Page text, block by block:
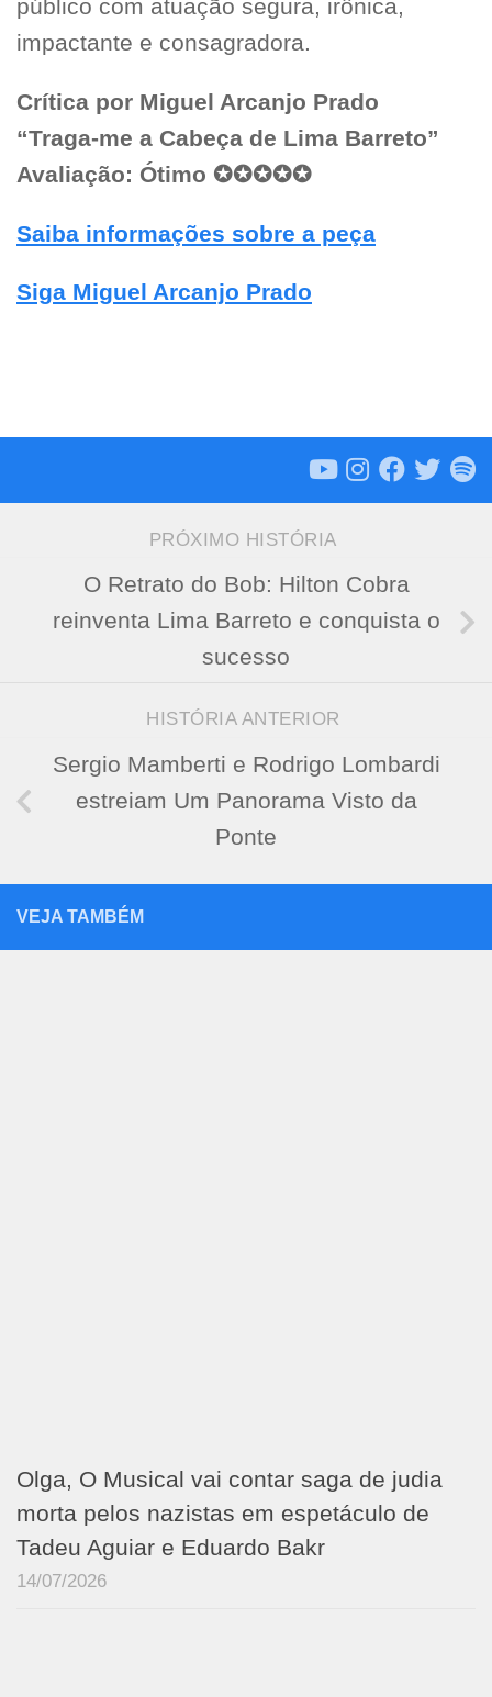
público com atuação segura, irônica,
impactante e consagradora.
Crítica por Miguel Arcanjo Prado
“Traga-me a Cabeça de Lima Barreto”
Avaliação: Ótimo ✪✪✪✪✪
Saiba informações sobre a peça
Siga Miguel Arcanjo Prado
PRÓXIMO HISTÓRIA
O Retrato do Bob: Hilton Cobra
reinventa Lima Barreto e conquista o
sucesso
HISTÓRIA ANTERIOR
Sergio Mamberti e Rodrigo Lombardi
estreiam Um Panorama Visto da
Ponte
VEJA TAMBÉM
Olga, O Musical vai contar saga de judia
morta pelos nazistas em espetáculo de
Tadeu Aguiar e Eduardo Bakr
14/07/2026